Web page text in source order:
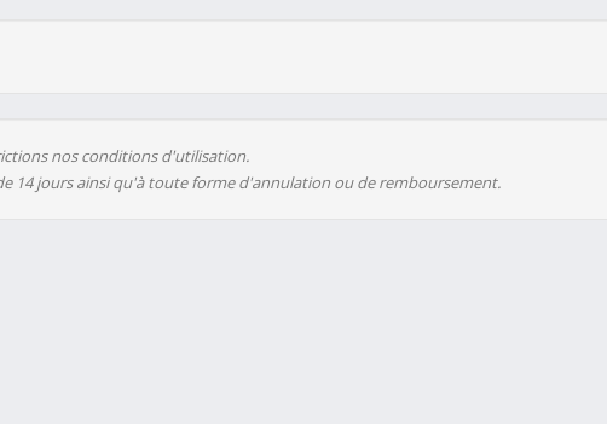
nos conditions d'utilisation.
14 jours ainsi qu'à toute forme d'annulation ou de remboursement.